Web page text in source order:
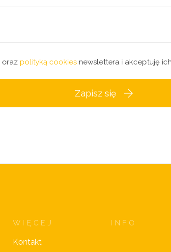
oraz polityką cookies newslettera i akceptuję
Zapisz się
WIĘCEJ
Kontakt
INFO